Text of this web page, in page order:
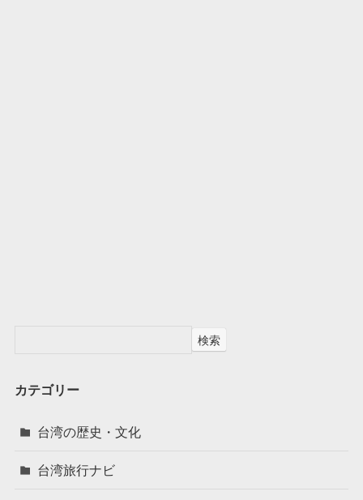
検索
カテゴリー
台湾の歴史・文化
台湾旅行ナビ